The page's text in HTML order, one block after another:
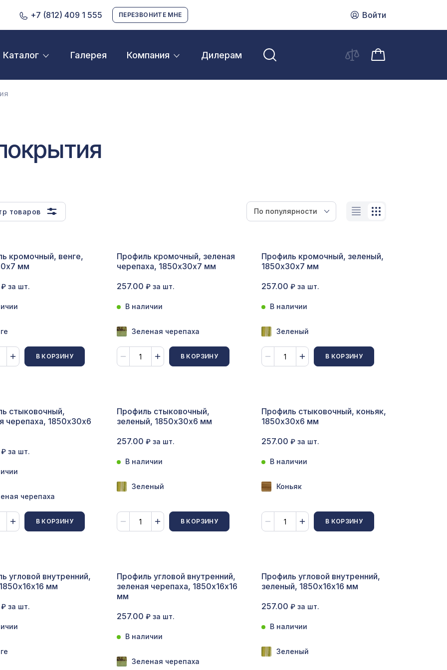
+7 (812) 409 1 555 ПЕРЕЗВОНИТЕ МНЕ Войти
Каталог Галерея Компания Дилерам
орнамент
панели
балки и брус
покрытия
багет
Перфорированная панель АБАКО, 2800х1250мм,
ХДФ, венге
7043 ₽
Перфорированная панель ВЕРОНИКА, 1400х780мм,
Перфорированная панель АБАКО, 1030х695мм,
ХДФ, венге
Натуральные обои Cosca Папирус Тигре, 0,91 x 5,5
м
1259 ₽
Перфорированная панель КВАДРО 11-45,
1200х600мм, ХДФ, венге
1357 ₽
Перфорированная панель КВАДРО 10-20,
товаров По популярности
кромочный, венге,
мм
₽ за шт.
В КОРЗИНУ
Профиль кромочный, зеленая
черепаха, 1850х30х7 мм
257.00 ₽ за шт.
В наличии
Зеленая черепаха
В КОРЗИНУ
Профиль кромочный, зеленый,
1850х30х7 мм
257.00 ₽ за шт.
В наличии
Зеленый
В КОРЗИНУ
стыковочный,
черепаха, 1850х30х6
₽ за шт.
черепаха
В КОРЗИНУ
Профиль стыковочный,
зеленый, 1850х30х6 мм
257.00 ₽ за шт.
В наличии
Зеленый
В КОРЗИНУ
Профиль стыковочный, коньяк,
1850х30х6 мм
257.00 ₽ за шт.
В наличии
Коньяк
В КОРЗИНУ
угловой внутренний,
мм
₽ за шт.
Профиль угловой внутренний,
зеленая черепаха, 1850х16х16
мм
257.00 ₽ за шт.
В наличии
Зеленая черепаха
Профиль угловой внутренний,
зеленый, 1850х16х16 мм
257.00 ₽ за шт.
В наличии
Зеленый